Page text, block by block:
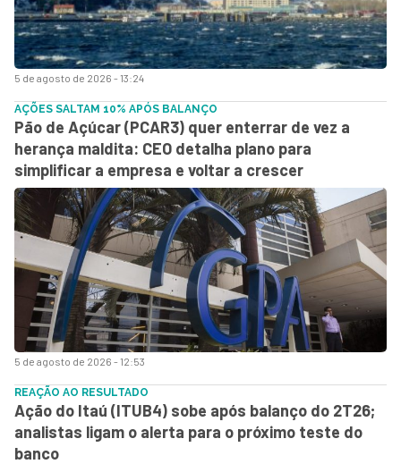
5 de agosto de 2026 - 13:24
5 de agosto de 2026 - 12:53
AÇÕES SALTAM 10% APÓS BALANÇO
Pão de Açúcar (PCAR3) quer enterrar de vez a
herança maldita: CEO detalha plano para
simplificar a empresa e voltar a crescer
REAÇÃO AO RESULTADO
Ação do Itaú (ITUB4) sobe após balanço do 2T26;
analistas ligam o alerta para o próximo teste do
banco